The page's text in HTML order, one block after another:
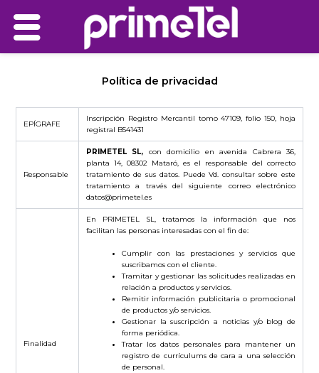
Política de privacidad
EPÍGRAFE
Inscripción Registro Mercantil tomo 47109, folio 150, hoja
registral B541431
Responsable
PRIMETEL SL, con domicilio en avenida Cabrera 36,
planta 14, 08302 Mataró, es el responsable del correcto
tratamiento de sus datos. Puede Vd. consultar sobre este
tratamiento a través del siguiente correo electrónico
datos@primetel.es
Finalidad
En PRIMETEL SL, tratamos la información que nos
facilitan las personas interesadas con el fin de:
Cumplir con las prestaciones y servicios que
suscribamos con el cliente.
Tramitar y gestionar las solicitudes realizadas en
relación a productos y servicios.
Remitir información publicitaria o promocional
de productos y/o servicios.
Gestionar la suscripción a noticias y/o blog de
forma periódica.
Tratar los datos personales para mantener un
registro de currículums de cara a una selección
de personal.